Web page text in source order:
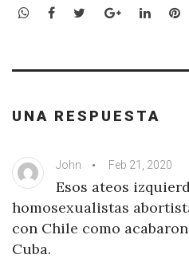
WhatsApp
Facebook
TwitterGoogle+
UNA RESPUESTA
John Feb 21, 2020
Esos ateos
homosexualistas
con Chile como
Cuba.